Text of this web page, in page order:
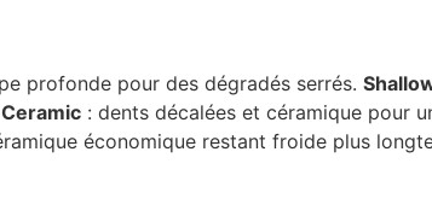
profonde pour des dégradés serrés.
: dents décalées et céramique pour
économique restant froide plus